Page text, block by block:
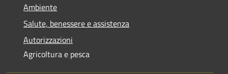
Ambiente
Salute, benessere e assistenza
Autorizzazioni
Agricoltura e pesca